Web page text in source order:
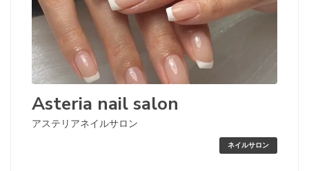
Asteria nail salon
アステリアネイルサロン
ネイルサロン